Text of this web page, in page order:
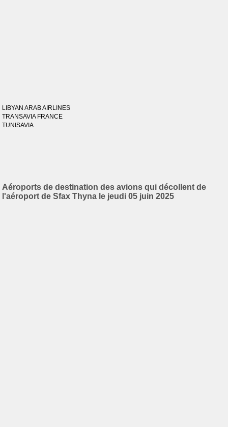
LIBYAN ARAB AIRLINES
TRANSAVIA FRANCE
TUNISAVIA
Aéroports de destination des avions qui décollent de
l'aéroport de Sfax Thyna le jeudi 05 juin 2025